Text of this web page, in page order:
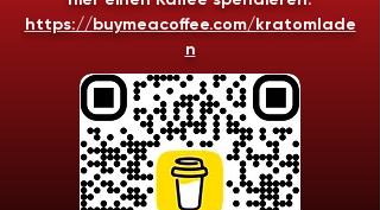
https://buymeacoffee.com/kratomlade
n